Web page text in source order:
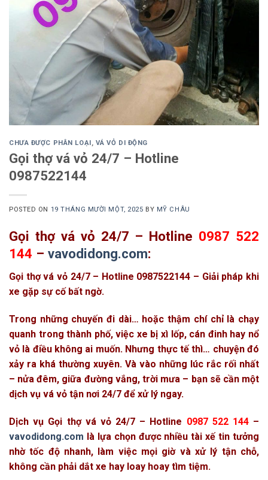
CHƯA ĐƯỢC PHÂN LOẠI , VÁ VỎ DI ĐỘNG
Gọi thợ vá vỏ 24/7 – Hotline
0987522144
POSTED ON 19 THÁNG MƯỜI MỘT, 2025 BY MỸ CHÂU
Gọi thợ vá vỏ 24/7 – Hotline 0987 522
144 – vavodidong.com:
Gọi thợ vá vỏ 24/7 – Hotline 0987522144 – Giải pháp khi
xe gặp sự cố bất ngờ.
Trong những chuyến đi dài… hoặc thậm chí chỉ là chạy
quanh trong thành phố, việc xe bị xì lốp, cán đinh hay nổ
vỏ là điều không ai muốn. Nhưng thực tế thì… chuyện đó
xảy ra khá thường xuyên. Và vào những lúc rắc rối nhất
– nửa đêm, giữa đường vắng, trời mưa – bạn sẽ cần một
dịch vụ vá vỏ tận nơi 24/7 để xử lý ngay.
Dịch vụ Gọi thợ vá vỏ 24/7 – Hotline 0987 522 144 –
vavodidong.com là lựa chọn được nhiều tài xế tin tưởng
nhờ tốc độ nhanh, làm việc mọi giờ và xử lý tận chỗ,
không cần phải dắt xe hay loay hoay tìm tiệm.